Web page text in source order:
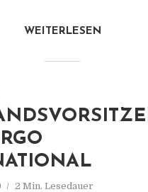
WEITERLESEN
2 Min. Lesedauer